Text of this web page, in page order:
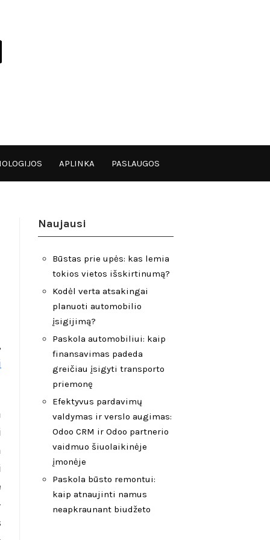
APLINKA PASLAUGOS
Naujausi
Būstas prie upės: kas lemia
tokios vietos išskirtinumą?
Kodėl verta atsakingai
planuoti automobilio
įsigijimą?
Paskola automobiliui: kaip
finansavimas padeda
greičiau įsigyti transporto
priemonę
Efektyvus pardavimų
valdymas ir verslo augimas:
Odoo CRM ir Odoo partnerio
vaidmuo šiuolaikinėje
įmonėje
Paskola būsto remontui:
kaip atnaujinti namus
neapkraunant biudžeto